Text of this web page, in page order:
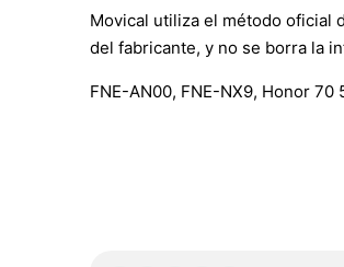
Movical utiliza el método oficial
del fabricante, y no se borra la
FNE-AN00, FNE-NX9, Honor 70